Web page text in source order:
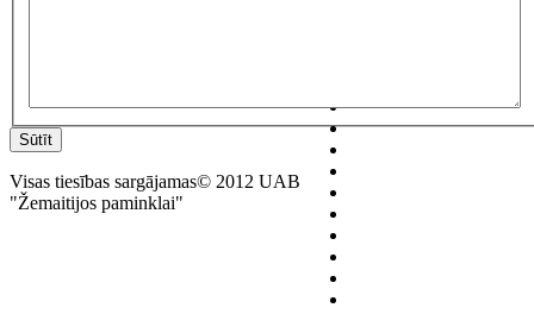
Sūtīt
Visas tiesības sargājamas© 2012 UAB
"Žemaitijos paminklai"